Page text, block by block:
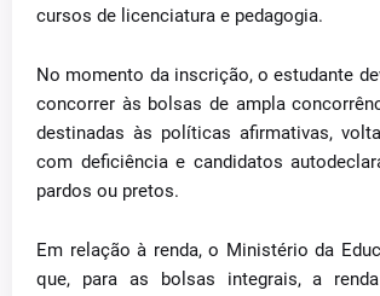
cursos de licenciatura e pedagogia.
No momento da inscrição, o estudante
concorrer às bolsas de ampla
destinadas às políticas afirmativas,
com deficiência e candidatos
pardos ou pretos.
Em relação à renda, o Ministério da
que, para as bolsas integrais, a